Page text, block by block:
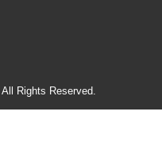
Rights Reserved.